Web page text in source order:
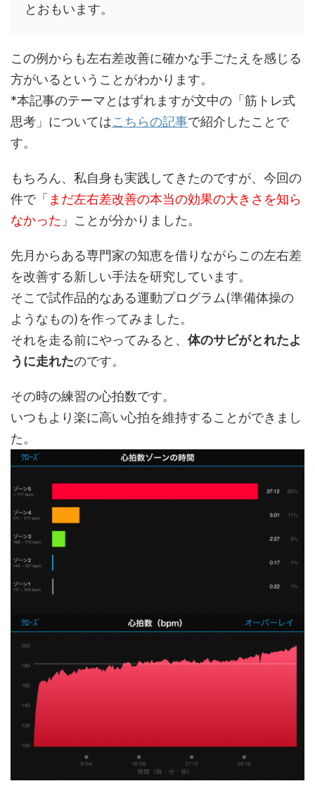
とおもいます。
この例からも左右差改善に確かな手ごたえを感じる
方がいるということがわかります。
*本記事のテーマとはずれますが文中の「筋トレ式
思考」についてはこちらの記事で紹介したことで
す。
もちろん、私自身も実践してきたのですが、今回の
件で「 まだ左右差改善の本当の効果の大きさを知ら
なかった 」ことが分かりました。
先月からある専門家の知恵を借りながらこの左右差
を改善する新しい手法を研究しています。
そこで試作品的なある運動プログラム(準備体操の
ようなもの)を作ってみました。
それを走る前にやってみると、 体のサビがとれたよ
うに走れたのです。
その時の練習の心拍数です。
いつもより楽に高い心拍を維持することができまし
た。